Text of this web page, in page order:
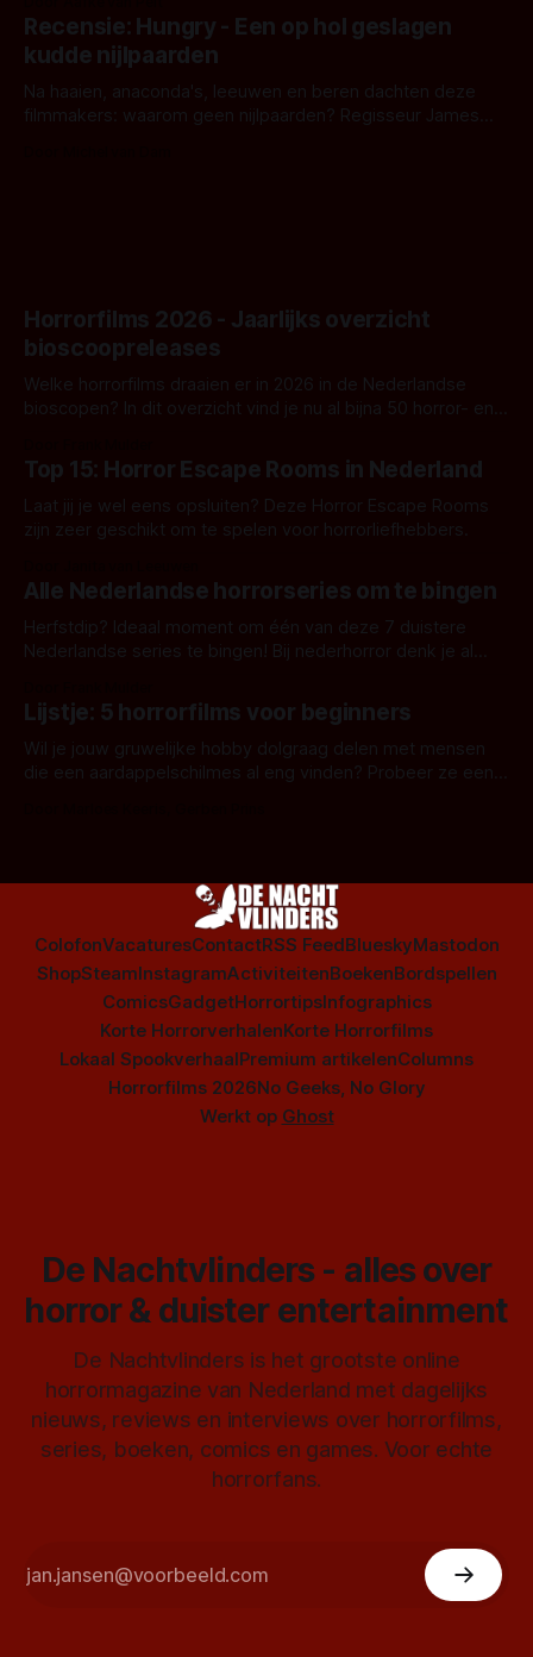
achtergrond, belooft iets kleurrijks maar onheilspellends,
iets ongrijpbaars. En dat maakt De Groen met ieder woord
waar.
Recensie: Hungry - Een op hol geslagen
kudde nijlpaarden
Na haaien, anaconda's, leeuwen en beren dachten deze
filmmakers: waarom geen nijlpaarden? Regisseur James
Horrorfilms 2026 - Jaarlijks overzicht
bioscoopreleases
Welke horrorfilms draaien er in 2026 in de Nederlandse
bioscopen? In dit overzicht vind je nu al bijna 50 horror- en
Top 15: Horror Escape Rooms in Nederland
Laat jij je wel eens opsluiten? Deze Horror Escape Rooms
zijn zeer geschikt om te spelen voor horrorliefhebbers.
Alle Nederlandse horrorseries om te bingen
Herfstdip? Ideaal moment om één van deze 7 duistere
Nederlandse series te bingen! Bij nederhorror denk je al
Amsterdamned of The Johnsons. Maar Nederlandse horror
is niet beperkt tot films. Hier een aantal Nederlandse tv-
series uit het duistere of horrorgenre. Als
Lijstje: 5 horrorfilms voor beginners
Wil je jouw gruwelijke hobby dolgraag delen met mensen
die een aardappelschilmes al eng vinden? Probeer ze eens
ColofonVacaturesContactRSS FeedBlueskyMastodon
ShopSteamInstagramActiviteitenBoekenBordspellen
ComicsGadgetHorrortipsInfographics
Korte HorrorverhalenKorte Horrorfilms
Lokaal SpookverhaalPremium artikelenColumns
Horrorfilms 2026No Geeks, No Glory
Werkt op Ghost
De Nachtvlinders - alles over
horror & duister entertainment
De Nachtvlinders is het grootste online
horrormagazine van Nederland met dagelijks
nieuws, reviews en interviews over horrorfilms,
series, boeken, comics en games. Voor echte
horrorfans.